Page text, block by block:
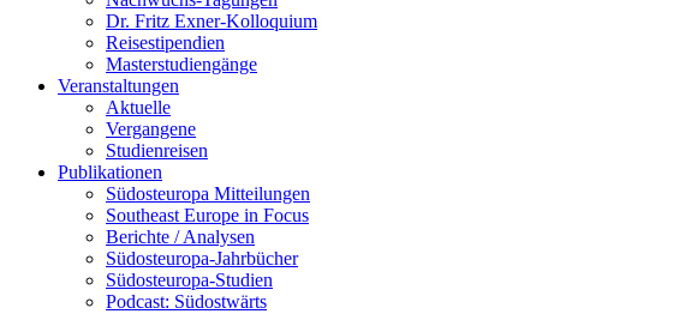
Dr. Fritz Exner-Kolloquium
Reisestipendien
Masterstudiengänge
Veranstaltungen
Aktuelle
Vergangene
Studienreisen
Publikationen
Südosteuropa Mitteilungen
Southeast Europe in Focus
Berichte / Analysen
Südosteuropa-Jahrbücher
Südosteuropa-Studien
Podcast: Südostwärts